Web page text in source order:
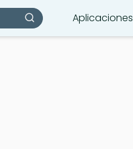
Aplicaciones